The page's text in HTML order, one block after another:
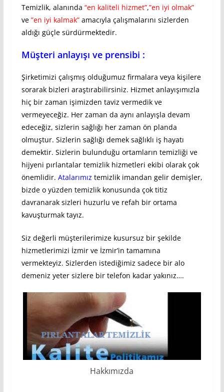
Temizlik, alanında “en kaliteli hizmet”,”en iyi olmak”
ve ”en iyi kalmak”amacıyla çalışmalarını sizlerden
aldığı güçle sürdürmektedir.
Müşteri anlayışı ve prensibi :
Şirketimizi çalışmış olduğumuz firmalara veya kişilere
sorarak bizleri araştırabilirsiniz. Hizmet anlayışımızla
hiç bir zaman işimizden taviz vermedik ve
vermeyeceğiz. Her zaman da aynı anlayışla devam
edeceğiz, sizlerin sağlığı her zaman ön planda
olmuştur. Sizlerin sağlığı demek sağlıklı iş hayatı
demektir. Sizlerin bulunduğu ortamların temizliği ve
hijyeni pırlantalar temizlik hizmetleri ekibi olarak çok
önemlidir. Atalarımız temizlik imandan gelir demişler,
bizde o yüzden temizlik konusunda çok titiz
davranarak sizleri huzurlu ve refah bir ortama
kavuşturmak tayız.
Siz değerli müşterilerimize kusursuz bir şekilde
hizmetlerimizi İzmir ve İzmir’in tamamına
vermekteyiz. Sizlerden istediğimiz sadece bir alo
demeniz yeter sizlere bir telefon kadar yakınız….
Hakkımızda